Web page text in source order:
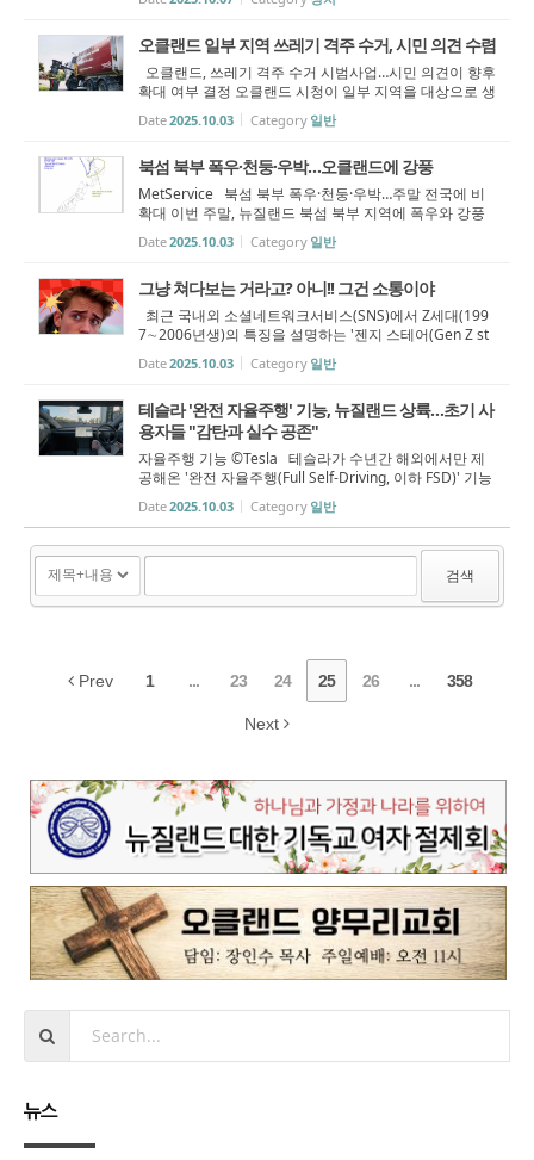
는 심사 제도와 취업 유지 보너스를 도입한다. 사회개발·
오클랜드 일부 지역 쓰레기 격주 수거, 시민 의견 수렴
오클랜드, 쓰레기 격주 수거 시범사업…시민 의견이 향후
확대 여부 결정 오클랜드 시청이 일부 지역을 대상으로 생
활쓰레기 격주 수거(Fortnightly Rubbish Collection) 시
범사업을 추진한다. 시민들은 2025년 10월 13일부터 31
Date2025.10.03 Category 일반
북섬 북부 폭우·천둥·우박…오클랜드에 강풍
MetService 북섬 북부 폭우·천둥·우박…주말 전국에 비
확대 이번 주말, 뉴질랜드 북섬 북부 지역에 폭우와 강풍
을 동반한 천둥번개와 우박이 쏟아질 것으로 예보됐다.
뉴질랜드 기상청(MetService)은 3일 금요일부터 저기압
Date2025.10.03 Category 일반
그냥 쳐다보는 거라고? 아니!! 그건 소통이야
최근 국내외 소셜네트워크서비스(SNS)에서 Z세대(199
7∼2006년생)의 특징을 설명하는 '젠지 스테어(Gen Z st
are)'가 화제가 되고 있다. 'Gen Z'(Z세대)와 'Stare'(응시
하다)의 합성어인 이 표현은 대화나 질문에 곧바로 반응
Date2025.10.03 Category 일반
테슬라 '완전 자율주행' 기능, 뉴질랜드 상륙…초기 사
용자들 "감탄과 실수 공존"
자율주행 기능 ©Tesla 테슬라가 수년간 해외에서만 제
공해온 '완전 자율주행(Full Self-Driving, 이하 FSD)' 기능
을 드디어 호주와 뉴질랜드 운전자들에게도 개방했다.
지난 9월 18일부터, 약 1만 뉴질랜드 달러(현재는 1만140
0달러)를 추가로 지불한 기...
Date2025.10.03 Category 일반
검색
Prev 1 ... 23 24 25 26 ... 358
Next
뉴스